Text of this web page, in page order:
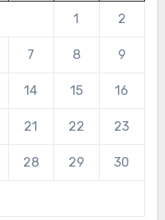
1 2
7 8 9
14 15 16
21 22 23
28 29 30